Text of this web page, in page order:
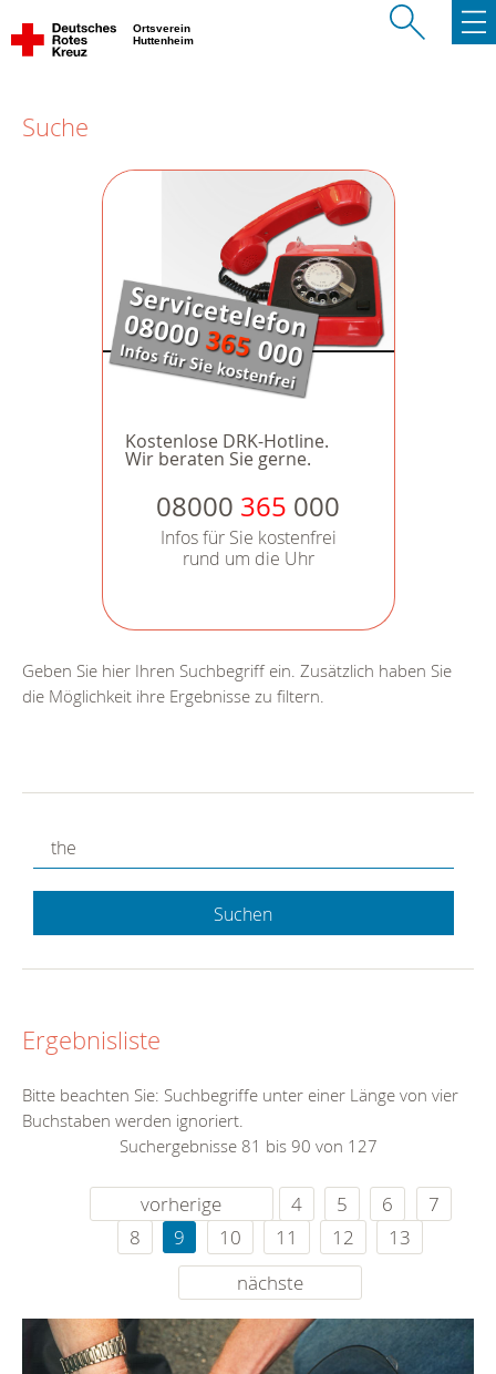
Ortsverein
Huttenheim
Suche
Kostenlose DRK-Hotline.
Wir beraten Sie gerne.
08000 365 000
Infos für Sie kostenfrei
rund um die Uhr
Geben Sie hier Ihren Suchbegriff ein. Zusätzlich haben Sie
die Möglichkeit ihre Ergebnisse zu filtern.
Suchen
Ergebnisliste
Bitte beachten Sie: Suchbegriffe unter einer Länge von vier
Buchstaben werden ignoriert.
Suchergebnisse 81 bis 90 von 127
vorherige 4 5 6
7
8
9 10 11 12
13
nächste